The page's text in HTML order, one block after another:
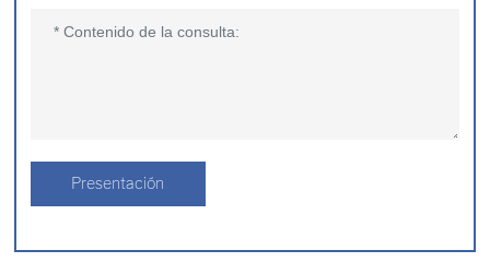
Presentación